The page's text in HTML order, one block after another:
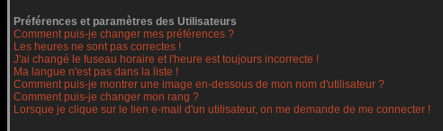
Préférences et paramètres des Utilisateurs
Comment puis-je changer mes préférences ?
Les heures ne sont pas correctes !
J'ai changé le fuseau horaire et l'heure est toujours incorrecte !
Ma langue n'est pas dans la liste !
Comment puis-je montrer une image en-dessous de mon nom d'utilisateur ?
Comment puis-je changer mon rang ?
Lorsque je clique sur le lien e-mail d'un utilisateur, on me demande de me connecter !